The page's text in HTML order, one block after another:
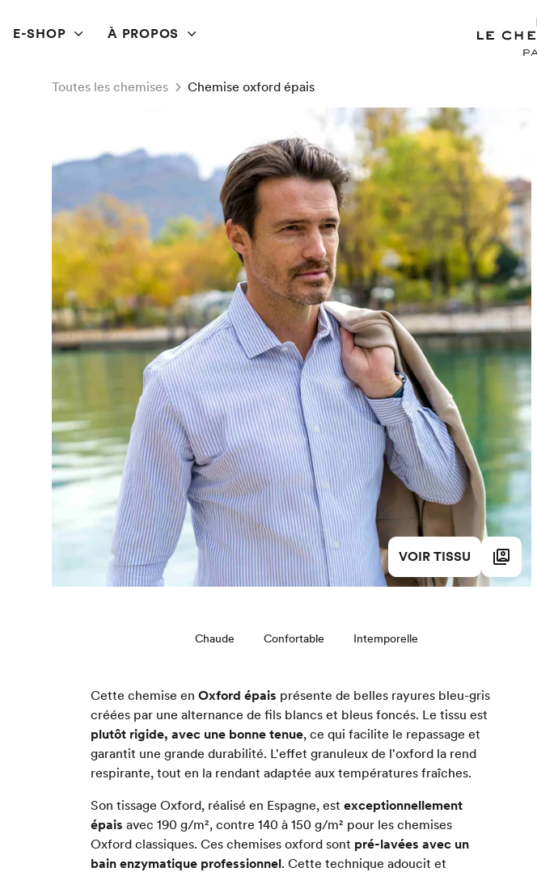
E-SHOP À PROPOS
Toutes les chemises Chemise oxford épais
VOIR TISSU
Chaude Confortable Intemporelle
Cette chemise en Oxford épais présente de belles rayures bleu-gris
créées par une alternance de fils blancs et bleus foncés. Le tissu est
plutôt rigide, avec une bonne tenue, ce qui facilite le repassage et
garantit une grande durabilité. L'effet granuleux de l'oxford la rend
respirante, tout en la rendant adaptée aux températures fraîches.
Son tissage Oxford, réalisé en Espagne, est exceptionnellement
épais avec 190 g/m², contre 140 à 150 g/m² pour les chemises
Oxford classiques. Ces chemises oxford sont pré-lavées avec un
bain enzymatique professionnel. Cette technique adoucit et